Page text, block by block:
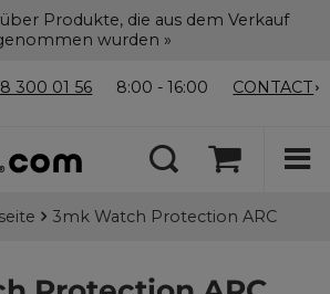
Produkte, die aus dem Verkauf
wurden »
300 01 56 8:00 - 16:00 CONTACT
3mk Watch Protection ARC